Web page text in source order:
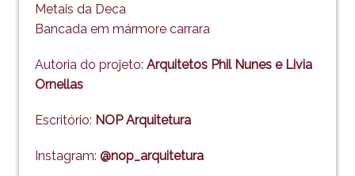
Metais da Deca
Bancada em mármore carrara
Autoria do projeto: Arquitetos Phil Nunes e Livia
Ornellas
Escritório: NOP Arquitetura
Instagram: @nop_arquitetura